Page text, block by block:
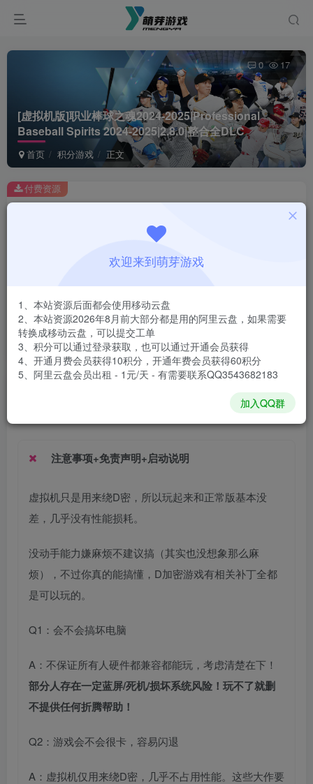
[虚拟机版]职业棒球之魂2024-2025|Professional
Baseball Spirits 2024-2025|2.8.0|整合全DLC
首页 积分游戏 正文
0 17
此内容为付费资源，请付费后查看
1积分
安装包大小
43.8 GB
游戏本体大小
付费资源
关注 私信
注意事项+免责声明+启动说明
虚拟机只是用来绕D密，所以玩起来和正常版基本没
差，几乎没有性能损耗。
没动手能力嫌麻烦不建议搞（其实也没想象那么麻
烦），不过你真的能搞懂，D加密游戏有相关补丁全都
是可以玩的。
Q1：会不会搞坏电脑
A：不保证所有人硬件都兼容都能玩，考虑清楚在下！
部分人存在一定蓝屏/死机/损坏系统风险！玩不了就删
不提供任何折腾帮助！
Q2：游戏会不会很卡，容易闪退
A：虚拟机仅用来绕D密，几乎不占用性能。这些大作要
欢迎来到萌芽游戏
1、本站资源后面都会使用移动云盘
2、本站资源2026年8月前大部分都是用的阿里云盘，如果需要
转换成移动云盘，可以提交工单
3、积分可以通过登录获取，也可以通过开通会员获得
4、开通月费会员获得10积分，开通年费会员获得60积分
5、阿里云盘会员出租 - 1元/天 - 有需要联系QQ3543682183
加入QQ群